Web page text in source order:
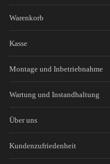
Warenkorb
Kasse
Montage und Inbetriebnahme
Wartung und Instandhaltung
Über uns
Kundenzufriedenheit